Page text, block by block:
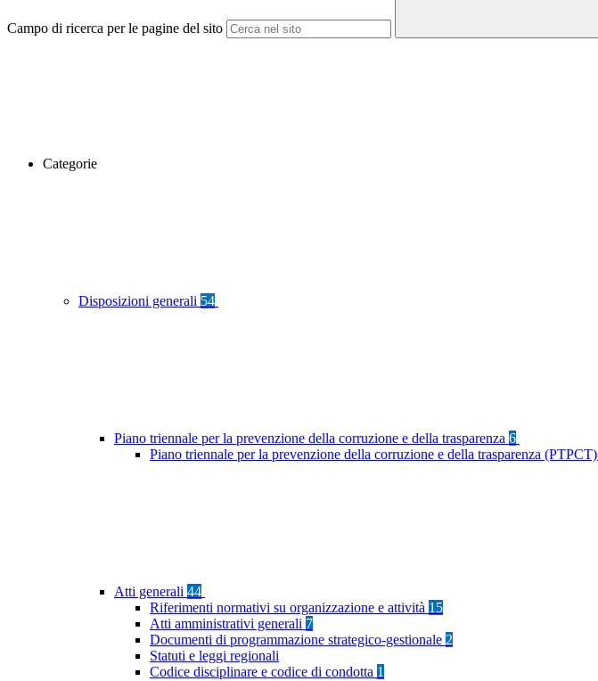
Campo di ricerca per le pagine del sito
Categorie
Disposizioni generali 54
Piano triennale per la prevenzione della corruzione e della trasparenza 6
Piano triennale per la prevenzione della corruzione e della trasparenza (PTPCT)
Atti generali 44
Riferimenti normativi su organizzazione e attività 15
Atti amministrativi generali 7
Documenti di programmazione strategico-gestionale 2
Statuti e leggi regionali
Codice disciplinare e codice di condotta 1